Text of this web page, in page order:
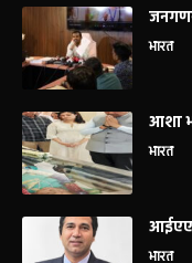
भारत
आशा
भारत
भारत